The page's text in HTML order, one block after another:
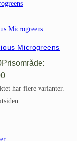
Microgreens
Prisområde:
har flere varianter.